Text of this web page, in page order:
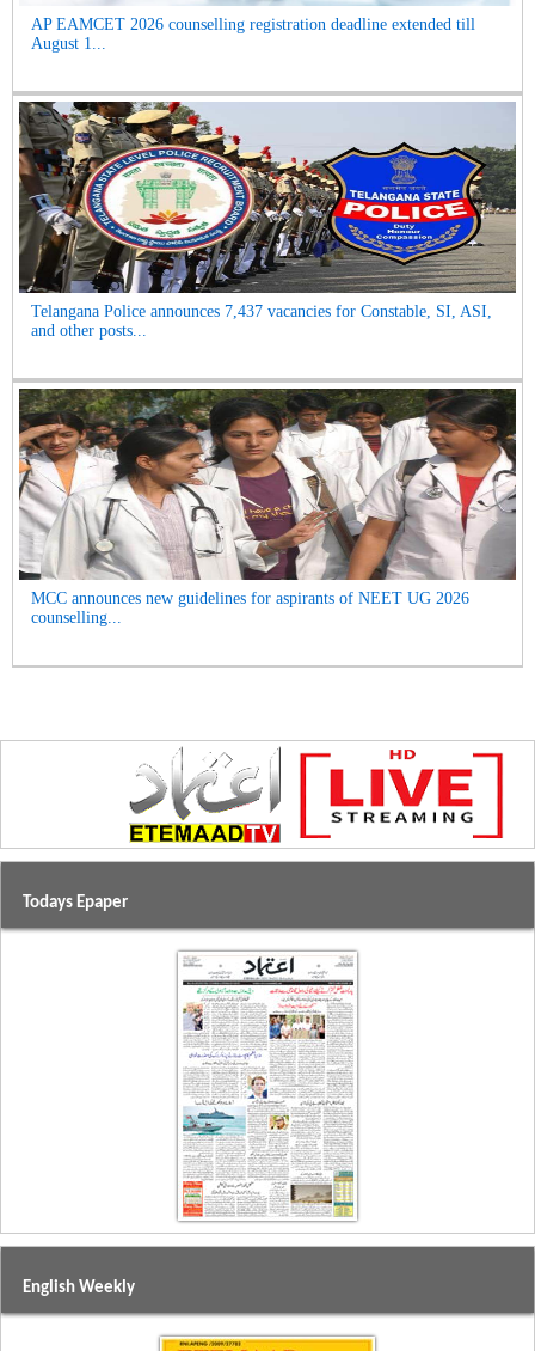
AP EAMCET 2026 counselling registration deadline extended till
August 1...
Telangana Police announces 7,437 vacancies for Constable, SI, ASI,
and other posts...
MCC announces new guidelines for aspirants of NEET UG 2026
counselling...
Todays Epaper
English Weekly